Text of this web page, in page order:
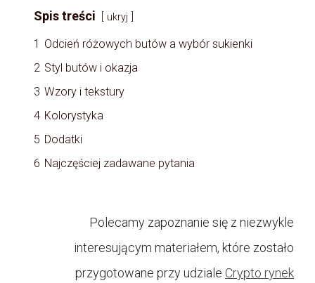
Spis treści ukryj
1 Odcień różowych butów a wybór sukienki
2 Styl butów i okazja
3 Wzory i tekstury
4 Kolorystyka
5 Dodatki
6 Najczęściej zadawane pytania
Polecamy zapoznanie się z niezwykle
interesującym materiałem, które zostało
przygotowane przy udziale Crypto rynek